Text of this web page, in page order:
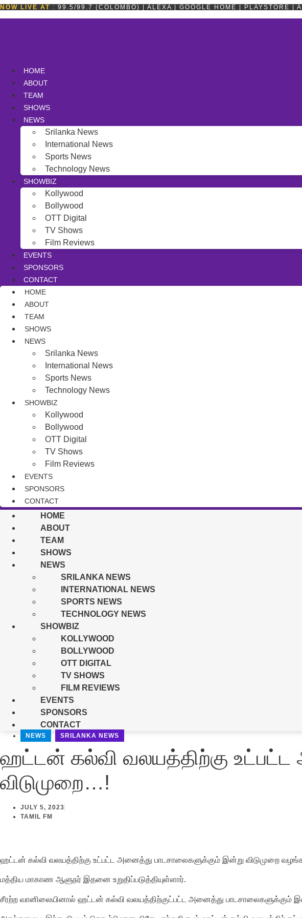
Skip
to
NOW LIVE AT : 99.5/99.7 (COLOMBO) | ALEXA | GOOGLE HOME | PLAYSTORE |
HOME
ABOUT
TEAM
SHOWS
NEWS
Srilanka News
International News
Sports News
Technology News
SHOWBIZ
Kollywood
Bollywood
OTT Digital
TV Shows
Film Reviews
EVENTS
SPONSORS
CONTACT
HOME
ABOUT
TEAM
SHOWS
NEWS
Srilanka News
International News
Sports News
Technology News
SHOWBIZ
Kollywood
Bollywood
OTT Digital
TV Shows
Film Reviews
EVENTS
SPONSORS
CONTACT
HOME
ABOUT
TEAM
SHOWS
NEWS
SRILANKA NEWS
INTERNATIONAL NEWS
SPORTS NEWS
TECHNOLOGY NEWS
SHOWBIZ
KOLLYWOOD
BOLLYWOOD
OTT DIGITAL
TV SHOWS
FILM REVIEWS
EVENTS
SPONSORS
CONTACT
NEWS SRILANKA NEWS
ஹட்டன் கல்வி வலயத்திற்கு
விடுமுறை…!
JULY 5, 2023
TAMIL FM
ஹட்டன் கல்வி வலயத்திற்கு உட்பட்ட அனைத்து பாடசாலைகளுக்கும் இன்று விடுமுறை
மத்திய மாகாண ஆளுநர் இதனை உறுதிப்படுத்தியுள்ளார்.
சீரற்ற வானிலையினால் ஹட்டன் கல்வி வலயத்திற்குட்பட்ட அனைத்து பாடசாலைகளுக்கும்